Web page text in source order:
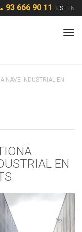
93 666 90 11 ES EN
NAVE INDUSTRIAL EN
EN